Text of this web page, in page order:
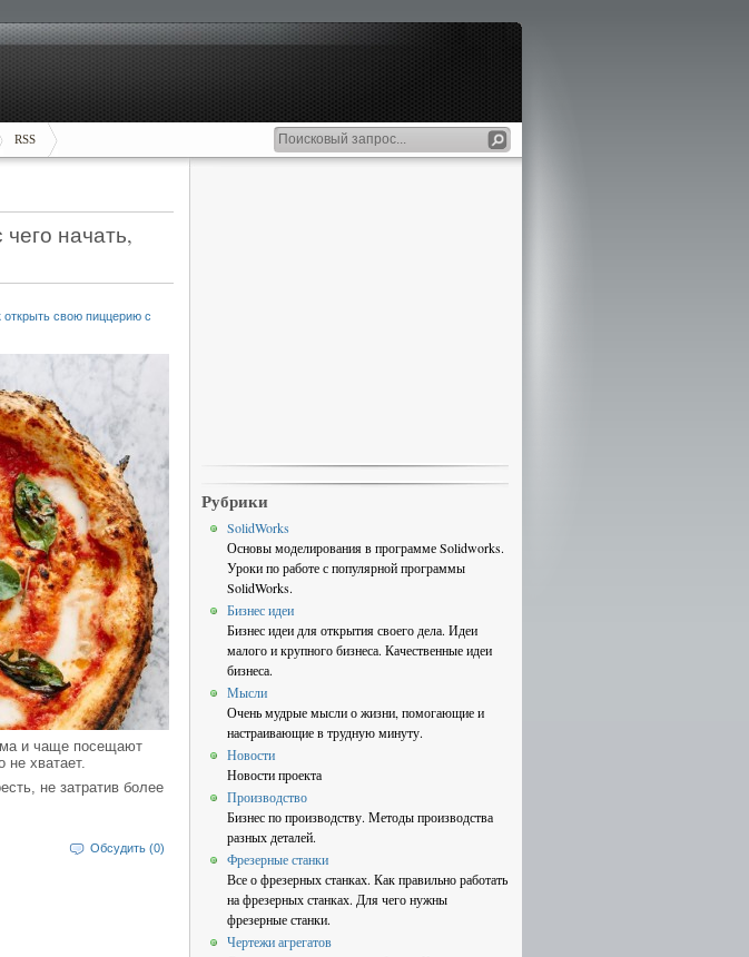
RSS
начать,
открыть свою пиццерию с
и чаще посещают
не хватает.
не затратив более
Обсудить (0)
Рубрики
SolidWorks
Основы моделирования в программе Solidworks.
Уроки по работе с популярной программы
SolidWorks.
Бизнес идеи
Бизнес идеи для открытия своего дела. Идеи
малого и крупного бизнеса. Качественные идеи
бизнеса.
Мысли
Очень мудрые мысли о жизни, помогающие и
настраивающие в трудную минуту.
Новости
Новости проекта
Производство
Бизнес по производству. Методы производства
разных деталей.
Фрезерные станки
Все о фрезерных станках. Как правильно работать
на фрезерных станках. Для чего нужны
фрезерные станки.
Чертежи агрегатов